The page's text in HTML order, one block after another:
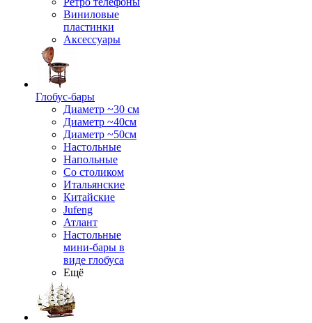
Виниловые
пластинки
Аксессуары
Глобус-бары
Диаметр ~30 см
Диаметр ~40см
Диаметр ~50см
Настольные
Напольные
Со столиком
Итальянские
Китайские
Jufeng
Атлант
Настольные
мини-бары в
виде глобуса
Ещё